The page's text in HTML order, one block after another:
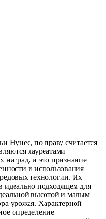
Нунес, по праву считается
лауреатами
и это признание
и использования
технологий. Их
подходящем для
высотой и малым
урожая. Характерной
определение